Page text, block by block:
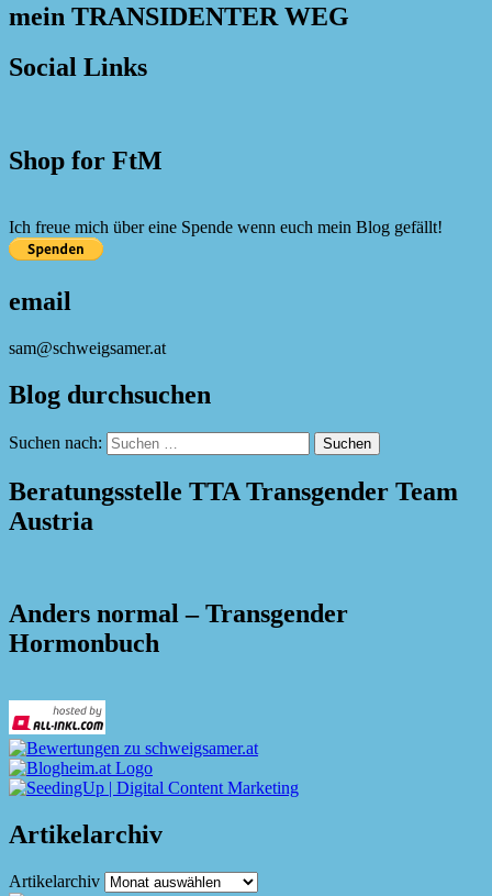
mein TRANSIDENTER WEG
Social Links
Shop for FtM
Ich freue mich über eine Spende wenn euch mein Blog gefällt!
email
sam@schweigsamer.at
Blog durchsuchen
Suchen nach:
Beratungsstelle TTA Transgender Team
Austria
Anders normal – Transgender
Hormonbuch
Artikelarchiv
Artikelarchiv